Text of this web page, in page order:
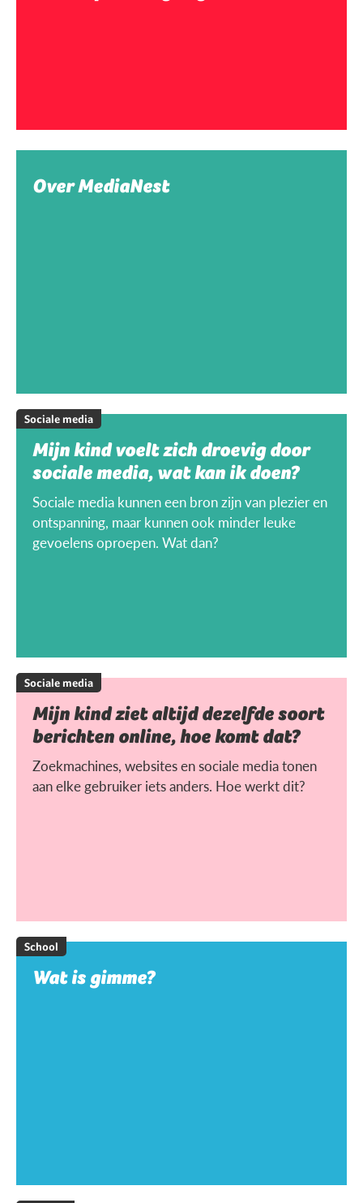
Over MediaNest
Sociale media
Mijn kind voelt zich droevig door
sociale media, wat kan ik doen?
Sociale media kunnen een bron zijn van plezier en
ontspanning, maar kunnen ook minder leuke
gevoelens oproepen. Wat dan?
Sociale media
Mijn kind ziet altijd dezelfde soort
berichten online, hoe komt dat?
Zoekmachines, websites en sociale media tonen
aan elke gebruiker iets anders. Hoe werkt dit?
School
Wat is gimme?